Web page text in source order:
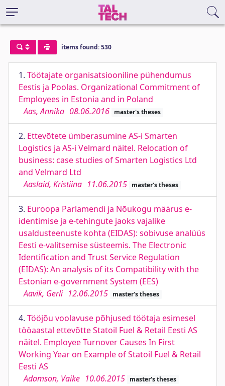
items found: 530
1. Töötajate organisatsiooniline pühendumus
Eestis ja Poolas. Organizational Commitment of
Employees in Estonia and in Poland
Aas, Annika 08.06.2016 master's theses
2. Ettevõtete ümberasumine AS-i Smarten
Logistics ja AS-i Velmard näitel. Relocation of
business: case studies of Smarten Logistics Ltd
and Velmard Ltd
Aaslaid, Kristiina 11.06.2015 master's theses
3. Euroopa Parlamendi ja Nõukogu määrus e-
identimise ja e-tehingute jaoks vajalike
usaldusteenuste kohta (EIDAS): sobivuse analüüs
Eesti e-valitsemise süsteemis. The Electronic
Identification and Trust Service Regulation
(EIDAS): An analysis of its Compatibility with the
Estonian e-government System (EES)
Aavik, Gerli 12.06.2015 master's theses
4. Tööjõu voolavuse põhjused töötaja esimesel
tööaastal ettevõtte Statoil Fuel & Retail Eesti AS
näitel. Employee Turnover Causes In First
Working Year on Example of Statoil Fuel & Retail
Eesti AS
Adamson, Vaike 10.06.2015 master's theses